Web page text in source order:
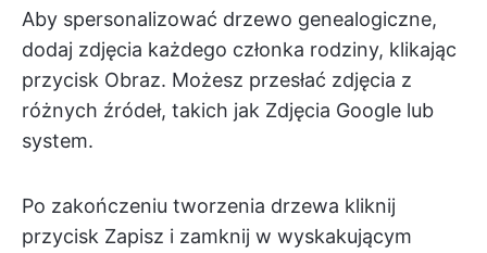
Aby spersonalizować drzewo genealogiczne,
dodaj zdjęcia każdego członka rodziny, klikając
przycisk Obraz. Możesz przesłać zdjęcia z
różnych źródeł, takich jak Zdjęcia Google lub
system.
Po zakończeniu tworzenia drzewa kliknij
przycisk Zapisz i zamknij w wyskakującym